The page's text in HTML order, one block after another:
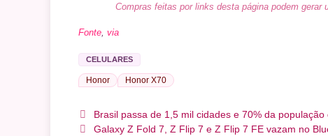
Compras feitas por links desta página podem
Fonte, via
CELULARES
Honor Honor X70
Brasil passa de 1,5 mil cidades e 70% da população
Galaxy Z Fold 7, Z Flip 7 e Z Flip 7 FE vazam no